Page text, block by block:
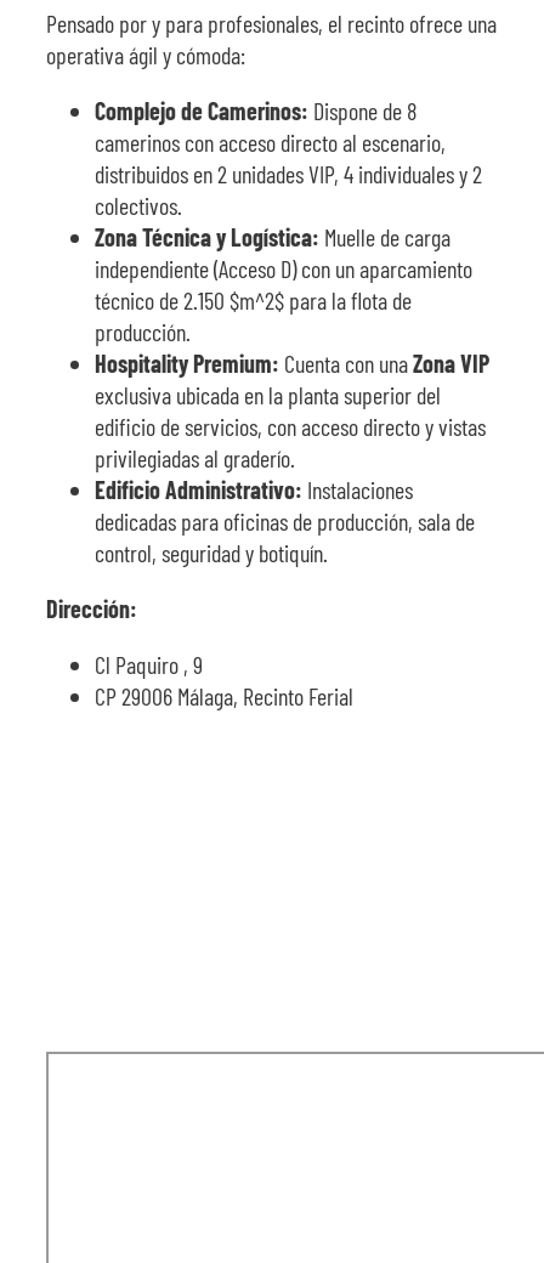
Pensado por y para profesionales, el recinto ofrece una
operativa ágil y cómoda:
Complejo de Camerinos: Dispone de 8
camerinos con acceso directo al escenario,
distribuidos en 2 unidades VIP, 4 individuales y 2
colectivos.
Zona Técnica y Logística: Muelle de carga
independiente (Acceso D) con un aparcamiento
técnico de 2.150 $m^2$ para la flota de
producción.
Hospitality Premium: Cuenta con unaZona VIP
exclusiva ubicada en la planta superior del
edificio de servicios, con acceso directo y vistas
privilegiadas al graderío.
Edificio Administrativo: Instalaciones
dedicadas para oficinas de producción, sala de
control, seguridad y botiquín.
Dirección:
Cl Paquiro , 9
CP 29006 Málaga, Recinto Ferial